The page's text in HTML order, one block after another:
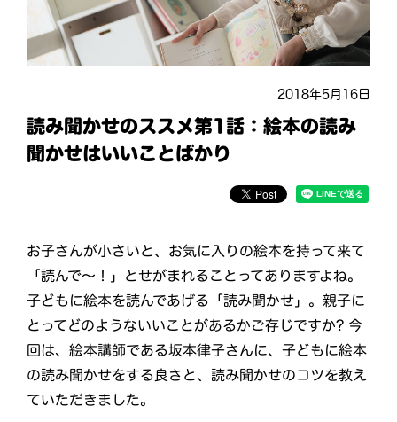
2018年5月16日
読み聞かせのススメ第1話：絵本の読み
聞かせはいいことばかり
お子さんが小さいと、お気に入りの絵本を持って来て
「読んで～！」とせがまれることってありますよね。
子どもに絵本を読んであげる「読み聞かせ」。親子に
とってどのようないいことがあるかご存じですか? 今
回は、絵本講師である坂本律子さんに、子どもに絵本
の読み聞かせをする良さと、読み聞かせのコツを教え
ていただきました。